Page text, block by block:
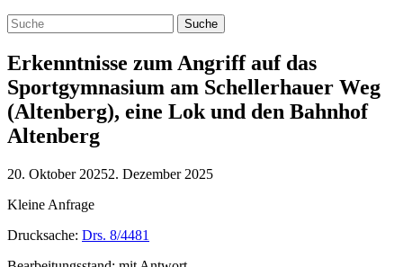
Erkenntnisse zum Angriff auf das
Sportgymnasium am Schellerhauer Weg
(Altenberg), eine Lok und den Bahnhof
Altenberg
20. Oktober 20252. Dezember 2025
Kleine Anfrage
Drucksache: Drs. 8/4481